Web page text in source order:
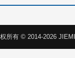
所有 © 2014-2026